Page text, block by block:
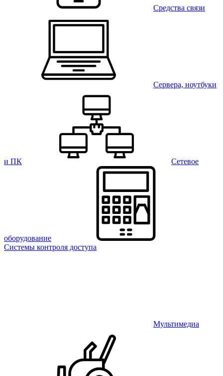
Средства связи
Сервера, ноутбуки
и ПК Сетевое
оборудование
Системы контроля доступа
Мультимедиа